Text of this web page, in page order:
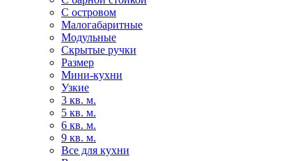
С островом
Малогабаритные
Модульные
Скрытые ручки
Размер
Мини-кухни
Узкие
3 кв. м.
5 кв. м.
6 кв. м.
9 кв. м.
Все для кухни